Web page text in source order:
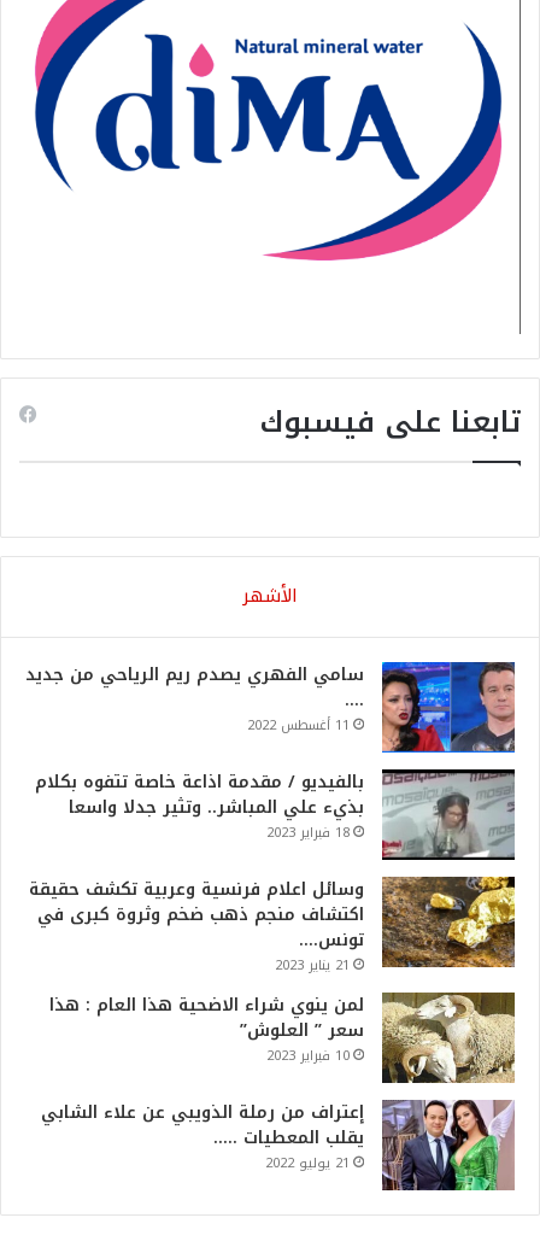
تابعنا على فيسبوك
الأشهر
سامي الفهري يصدم ريم الرياحي من جديد
….
11 أغسطس 2022
بالفيديو / مقدمة اذاعة خاصة تتفوه بكلام
بذيء علي المباشر.. وتثير جدلا واسعا
18 فبراير 2023
وسائل اعلام فرنسية وعربية تكشف حقيقة
اكتشاف منجم ذهب ضخم وثروة كبرى في
تونس….
21 يناير 2023
لمن ينوي شراء الاضحية هذا العام : هذا
سعر ” العلوش”
10 فبراير 2023
إعتراف من رملة الذويبي عن علاء الشابي
يقلب المعطيات …..
21 يوليو 2022